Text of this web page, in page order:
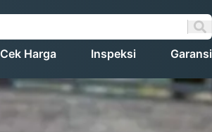
Cek Harga Inspeksi Garansi